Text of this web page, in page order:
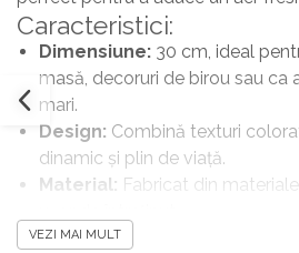
Caracteristici:
Dimensiune: 30 cm, ideal
masă, decoruri de birou sau ca
mari.
Design: Combină texturi
dinamic și plin de viață.
Material: Fabricat din
Versatilitate:
VEZI MAI MULT